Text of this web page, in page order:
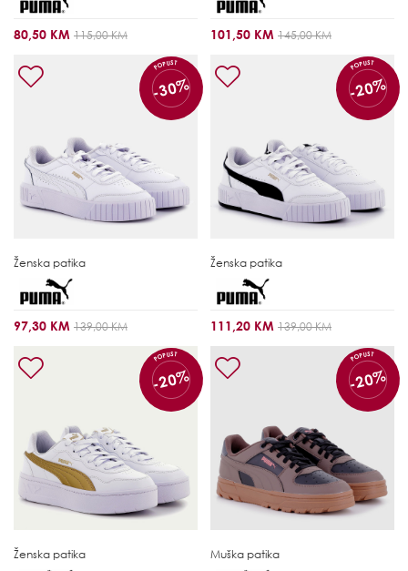
80,50 KM 115,00 KM 101,50 KM 145,00 KM
POPUST
-30%
Ženska patika
97,30 KM 139,00 KM
POPUST
-20%
Ženska patika
111,20 KM 139,00 KM
POPUST
-20%
Ženska patika
POPUST
-20%
Muška patika